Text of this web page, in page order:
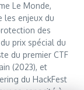
Le Monde,
les enjeux du
des
prix spécial du
du premier CTF
(2023), et
du HackFest